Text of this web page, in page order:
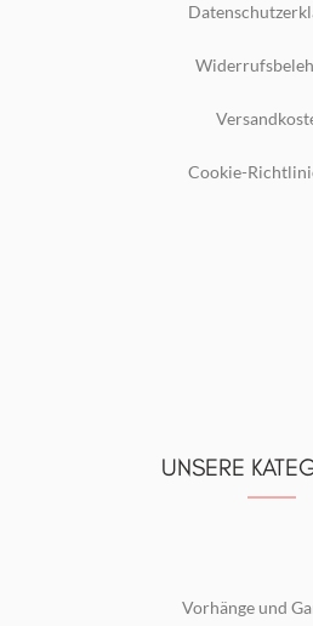
Cookie-
UNSERE
Vorhänge und